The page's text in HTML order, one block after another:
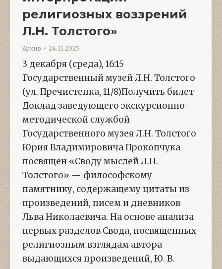
религиозных воззрений
Л.Н. Толстого»
Архив 24.11.2025
3 декабря (среда), 16:15
Государственный музей Л.Н. Толстого
(ул. Пречистенка, 11/8)Получить билет
Доклад заведующего экскурсионно-
методической службой
Государственного музея Л.Н. Толстого
Юрия Владимировича Прокопчука
посвящен «Своду мыслей Л.Н.
Толстого» — философскому
памятнику, содержащему цитаты из
произведений, писем и дневников
Льва Николаевича. На основе анализа
первых разделов Свода, посвященных
религиозным взглядам автора
выдающихся произведений, Ю. В.